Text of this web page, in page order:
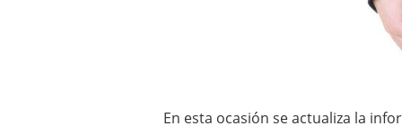
En esta ocasión se actualiza la